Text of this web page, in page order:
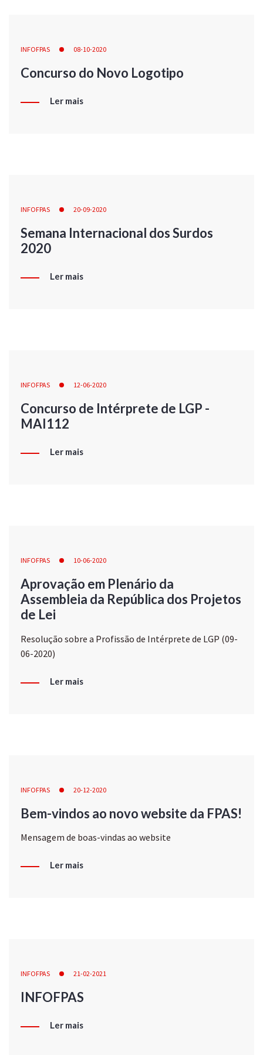
INFOFPAS 08-10-2020
Concurso do Novo Logotipo
Ler mais
INFOFPAS 20-09-2020
Semana Internacional dos Surdos
2020
Ler mais
INFOFPAS 12-06-2020
Concurso de Intérprete de LGP -
MAI112
Ler mais
INFOFPAS 10-06-2020
Aprovação em Plenário da
Assembleia da República dos Projetos
de Lei
Resolução sobre a Profissão de Intérprete de LGP (09-
06-2020)
Ler mais
INFOFPAS 20-12-2020
Bem-vindos ao novo website da FPAS!
Mensagem de boas-vindas ao website
Ler mais
INFOFPAS 21-02-2021
INFOFPAS
Ler mais